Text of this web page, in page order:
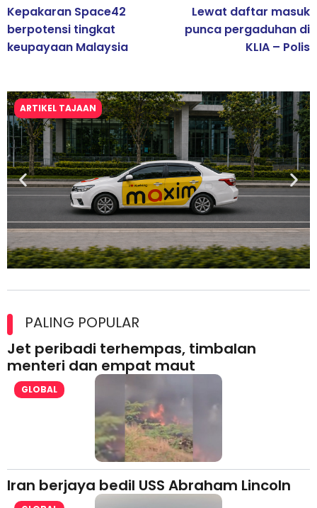
Kepakaran Space42
berpotensi tingkat
keupayaan Malaysia
Lewat daftar masuk
punca pergaduhan di
KLIA – Polis
ARTIKEL TAJAAN
lesen separuh pertama 2026
PALING POPULAR
Jet peribadi terhempas, timbalan
menteri dan empat maut
GLOBAL
Iran berjaya bedil USS Abraham Lincoln